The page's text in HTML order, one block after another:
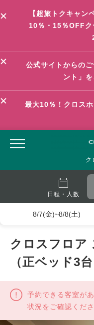
【超旅トクキャン
10％・15％OFFク
公式サイトからの
ント」
最大10％！クロス
ク
日程・人数
8/7(金)~8/8(土)
クロスフロア
（正ベッド3台
予約できる客室が
状況をご確認くださ